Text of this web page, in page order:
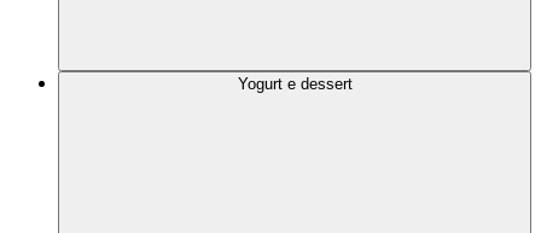
Yogurt e dessert